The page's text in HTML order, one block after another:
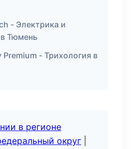
- Электрика и
Тюмень
Premium - Трихология в
в регионе
округ